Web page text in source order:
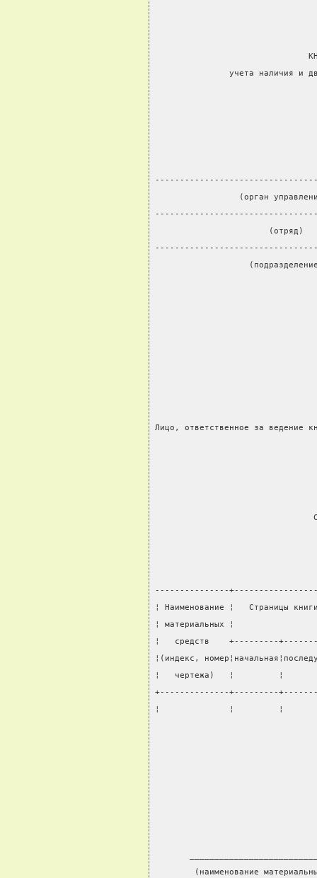
учета наличия и
(орган
(отряд)
Лицо, ответственное за ведение
---------------
¦ Наименование ¦   Страницы
¦ материальных ¦
¦   средств    +---------
¦(индекс,
¦   чертежа)   ¦         ¦
+--------------+---------
¦              ¦         ¦
(наименование